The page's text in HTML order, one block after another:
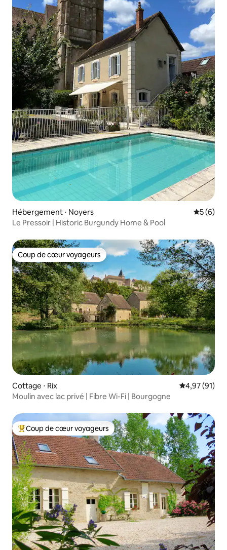
Hébergement ⋅ Noyers
5 (6)
Le Pressoir | Historic Burgundy Home & Pool
Coup de cœur voyageurs
Coup de cœur voyageurs
Cottage ⋅ Rix Évaluation
4,97 (91)
Moulin avec lac privé | Fibre Wi-Fi | Bourgogne
Coups de cœur voyageurs les plus appréciés
Coup de cœur voyageurs